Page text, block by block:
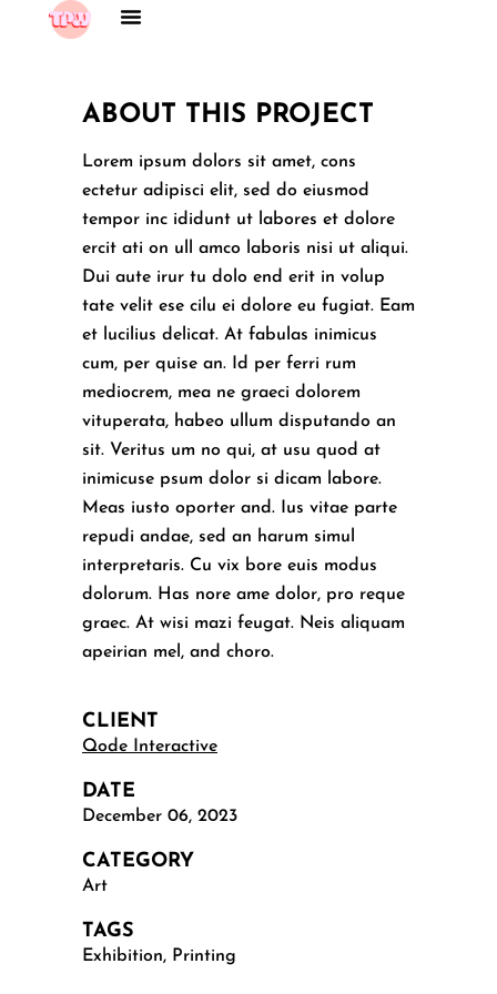
ABOUT THIS PROJECT
Lorem ipsum dolors sit amet, cons
ectetur adipisci elit, sed do eiusmod
tempor inc ididunt ut labores et dolore
ercit ati on ull amco laboris nisi ut aliqui.
Dui aute irur tu dolo end erit in volup
tate velit ese cilu ei dolore eu fugiat. Eam
et lucilius delicat. At fabulas inimicus
cum, per quise an. Id per ferri rum
mediocrem, mea ne graeci dolorem
vituperata, habeo ullum disputando an
sit. Veritus um no qui, at usu quod at
inimicuse psum dolor si dicam labore.
Meas iusto oporter and. Ius vitae parte
repudi andae, sed an harum simul
interpretaris. Cu vix bore euis modus
dolorum. Has nore ame dolor, pro reque
graec. At wisi mazi feugat. Neis aliquam
apeirian mel, and choro.
CLIENT
Qode Interactive
DATE
December 06, 2023
CATEGORY
Art
TAGS
Exhibition, Printing